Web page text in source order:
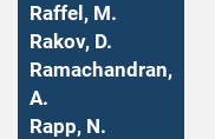
Raffel, M.
Rakov, D.
Ramachandran,
A.
Rapp, N.